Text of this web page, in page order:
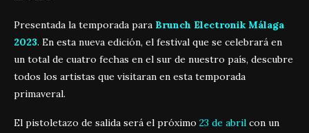
Presentada la temporada para Brunch Electronik Málaga
2023. En esta nueva edición, el festival que se celebrará en
un total de cuatro fechas en el sur de nuestro país, descubre
todos los artistas que visitaran en esta temporada
primaveral.
El pistoletazo de salida será el próximo 23 de abril con un